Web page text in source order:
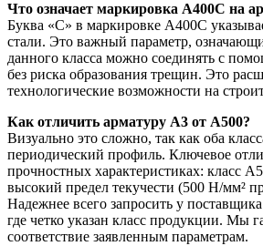
Что означает маркировка А400С на
Буква «С» в маркировке А400С
стали. Это важный параметр,
данного класса можно соединять с
без риска образования трещин. Это
технологические возможности на
Как отличить арматуру А3 от А500?
Визуально это сложно, так как оба
периодический профиль. Ключевое
прочностных характеристиках: класс
высокий предел текучести (500 Н/мм²
Надежнее всего запросить у
где четко указан класс продукции. Мы
соответствие заявленным параметрам.